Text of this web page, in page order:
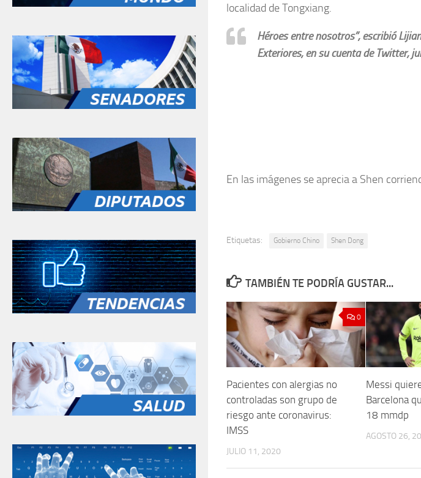
localidad de Tongxiang.
Héroes entre nosotros”, escribió
Exteriores, en su cuenta de Twitter,
En las imágenes se aprecia a Shen
Etiquetas: Gobierno Chino Shen Dong
TAMBIÉN TE PODRÍA GUSTAR...
0
Pacientes con alergias no
controladas son grupo de
riesgo ante coronavirus:
IMSS
JULIO 11, 2020
Messi
Barcelona
18 mmdp
AGOSTO 26,